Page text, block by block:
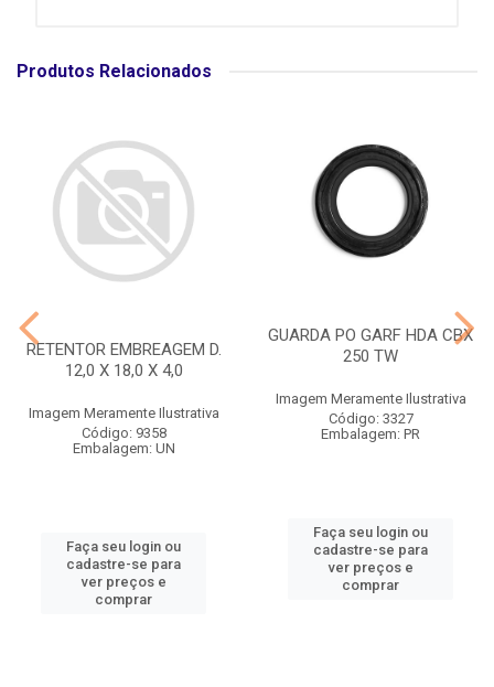
Produtos Relacionados
RETENTOR EMBREAGEM D.
12,0 X 18,0 X 4,0
Imagem Meramente Ilustrativa
Código: 9358
Embalagem: UN
Faça seu login ou
cadastre-se para
ver preços e
comprar
GUARDA PO GARF HDA CBX
250 TW
Imagem Meramente Ilustrativa
Código: 3327
Embalagem: PR
Faça seu login ou
cadastre-se para
ver preços e
comprar